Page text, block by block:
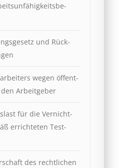
und Rück­
wegen öffent­
Ar­beit­geber
für die Ver­nicht­
er­richt­et­en Test­
des rechtlichen